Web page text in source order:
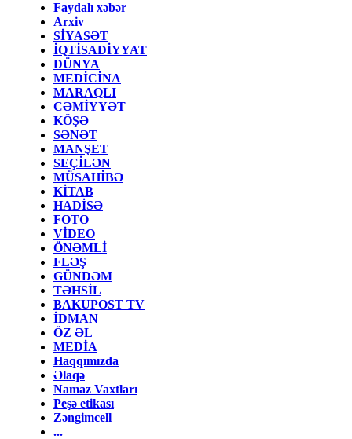
Faydalı xəbər
Arxiv
SİYASƏT
İQTİSADİYYAT
DÜNYA
MEDİCİNA
MARAQLI
CƏMİYYƏT
KÖŞƏ
SƏNƏT
MANŞET
SEÇİLƏN
MÜSAHİBƏ
KİTAB
HADİSƏ
FOTO
VİDEO
ÖNƏMLİ
FLƏŞ
GÜNDƏM
TƏHSİL
BAKUPOST TV
İDMAN
ÖZ ƏL
MEDİA
Haqqımızda
Əlaqə
Namaz Vaxtları
Peşə etikası
Zəngimcell
...